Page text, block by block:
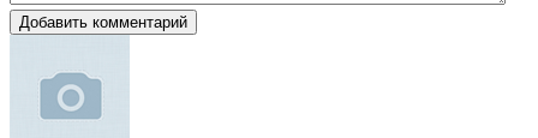
Добавить комментарий